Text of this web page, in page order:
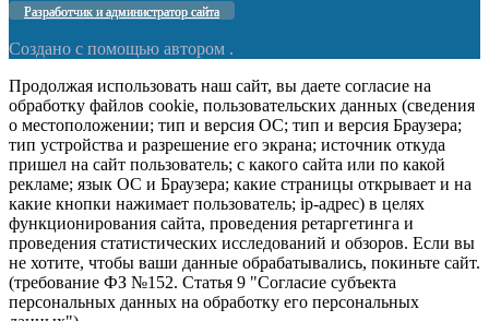
Разработчик и администратор сайта
Создано с помощью автором .
Продолжая использовать наш сайт, вы даете согласие на
обработку файлов cookie, пользовательских данных (сведения
о местоположении; тип и версия ОС; тип и версия Браузера;
тип устройства и разрешение его экрана; источник откуда
пришел на сайт пользователь; с какого сайта или по какой
рекламе; язык ОС и Браузера; какие страницы открывает и на
какие кнопки нажимает пользователь; ip-адрес) в целях
функционирования сайта, проведения ретаргетинга и
проведения статистических исследований и обзоров. Если вы
не хотите, чтобы ваши данные обрабатывались, покиньте сайт.
(требование ФЗ №152. Статья 9 "Согласие субъекта
персональных данных на обработку его персональных